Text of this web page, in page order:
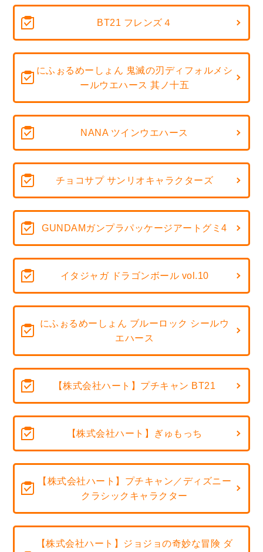
BT21 フレンズ４
にふぉるめーしょん 鬼滅の刃ディフォルメシ
ールウエハース 其ノ十五
NANA ツインウエハース
チョコサプ サンリオキャラクターズ
GUNDAMガンプラパッケージアートグミ4
イタジャガ ドラゴンボール vol.10
にふぉるめーしょん ブルーロック シールウ
エハース
【株式会社ハート】プチキャン BT21
【株式会社ハート】ぎゅもっち
【株式会社ハート】プチキャン／ディズニー
クラシックキャラクター
【株式会社ハート】ジョジョの奇妙な冒険 ダ